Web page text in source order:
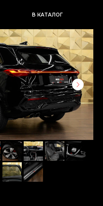
В КАТАЛОГ